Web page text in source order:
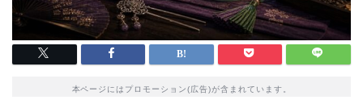
本ページにはプロモーション(広告)が含まれています。